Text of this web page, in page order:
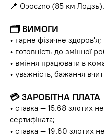
📍 Opoczno (85 км Лодзь).
🗂 ВИМОГИ
• гарне фізичне здоров'я;
• готовність до змінної
• вміння працювати в
• уважність, бажання
💳ЗАРОБІТНА ПЛАТА
• ставка — 15.68 злотих
сертифіката;
• ставка — 19.60 злотих